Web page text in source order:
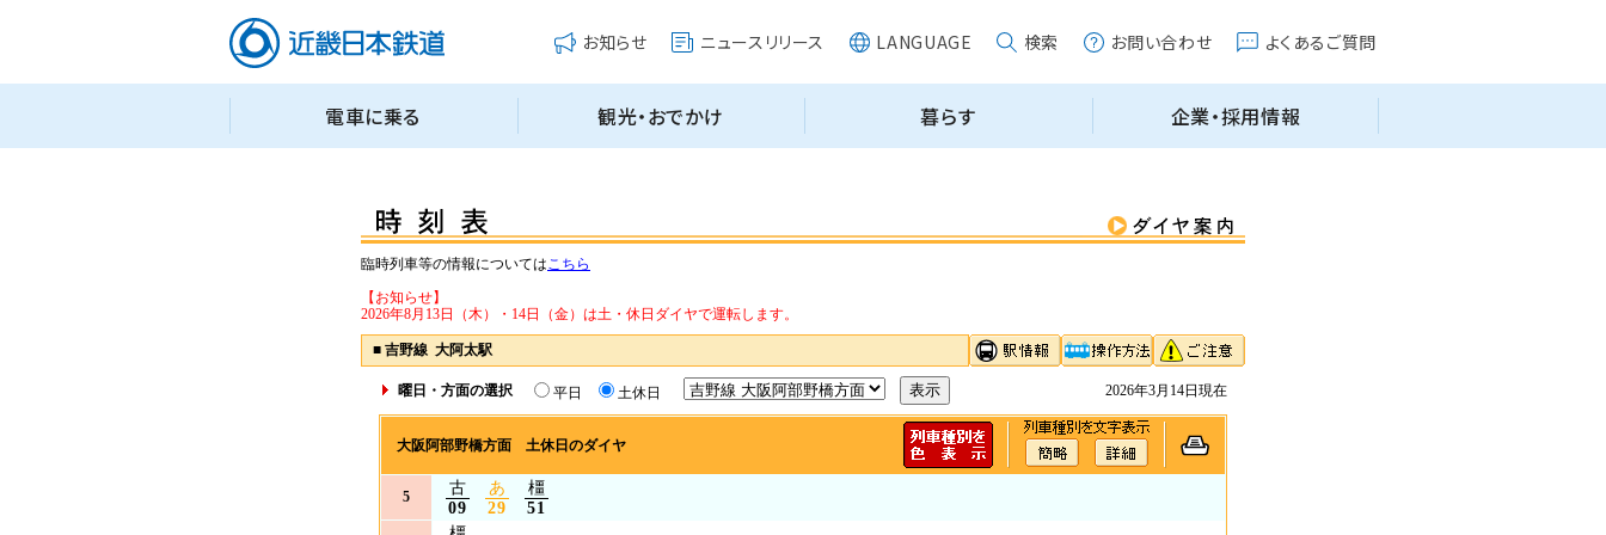
臨時列車等の情報についてはこちら
【お知らせ】
2026年8月13日（木）・14日（金）は土・休日ダイヤで運転します。
■ 吉野線 大阿太駅
曜日・方面の選択 平日 土休日 2026年3月14日現在
大阪阿部野橋方面 土休日のダイヤ
5
古
09
あ
29
橿
51